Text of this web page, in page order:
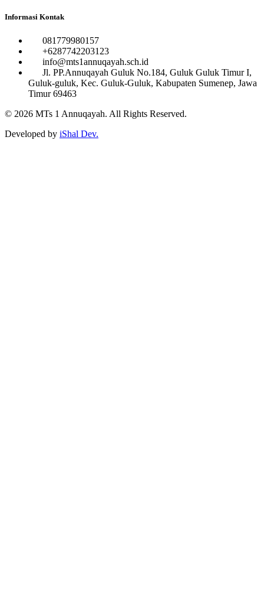
Informasi Kontak
081779980157
+6287742203123
info@mts1annuqayah.sch.id
Jl. PP.Annuqayah Guluk No.184, Guluk Guluk Timur I,
Guluk-guluk, Kec. Guluk-Guluk, Kabupaten Sumenep, Jawa
Timur 69463
© 2026 MTs 1 Annuqayah. All Rights Reserved.
Developed by iShal Dev.